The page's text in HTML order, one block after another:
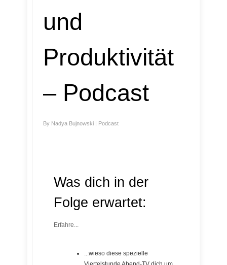
und
Produktivität
– Podcast
By Nadya Bujnowski | Podcast
Was dich in der
Folge erwartet:
Erfahre...
...wieso diese spezielle